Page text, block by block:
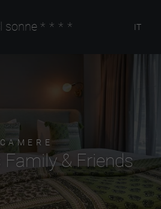
sonne **** IT
CAMERE
& Friends